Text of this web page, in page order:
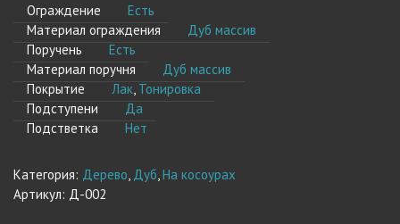
Ограждение
Есть
Материал ограждения
Дуб массив
Поручень
Есть
Материал поручня
Дуб массив
Покрытие
Лак Тонировка
Подступени
Да
Подстветка
Нет
Категория: Дерево Дуб На косоурах
Артикул: Д-002